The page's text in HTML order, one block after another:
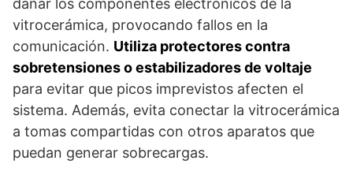
dañar los componentes electrónicos de la
vitrocerámica, provocando fallos en la
comunicación. Utiliza protectores contra
sobretensiones o estabilizadores de voltaje
para evitar que picos imprevistos afecten el
sistema. Además, evita conectar la vitrocerámica
a tomas compartidas con otros aparatos que
puedan generar sobrecargas.